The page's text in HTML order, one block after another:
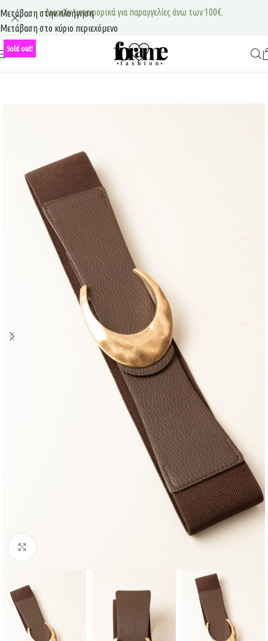
Μετάβαση στην πλοήγηση
Μετάβαση στο κύριο περιεχόμενο
Δωρεάν μεταφορικά για παραγγελίες άνω των 100€.
Μενού
Sold out!